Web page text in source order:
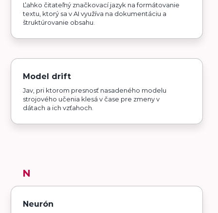
Ľahko čitateľný značkovací jazyk na formátovanie
textu, ktorý sa v AI využíva na dokumentáciu a
štruktúrovanie obsahu.
Model drift
Jav, pri ktorom presnosť nasadeného modelu
strojového učenia klesá v čase pre zmeny v
dátach a ich vzťahoch.
N
Neurón